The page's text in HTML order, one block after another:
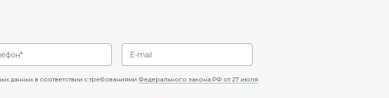
данных в соответствии с требованиями Федерального закона РФ от 27 июля